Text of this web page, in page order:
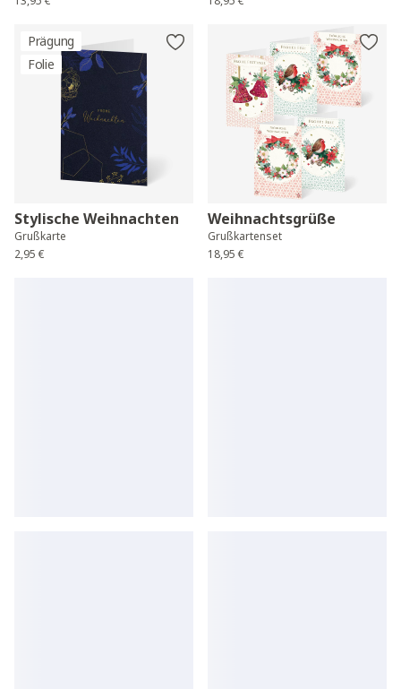
Prägung
Folie
Stylische Weihnachten
Grußkarte
2,95 €
Weihnachtsgrüße
Grußkartenset
18,95 €